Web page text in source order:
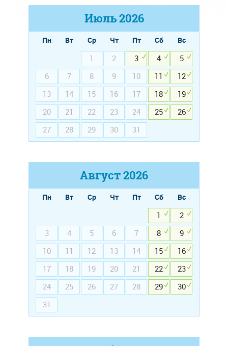
Июль2026
Пн Вт Ср Чт Пт Сб
Вс
1
2 3 4
5
6
7 8 9 10 11
12
13
14 15 16 17 18
19
20
21 22 23 24 25
26
27
28 29 30 31
Август2026
Пн Вт Ср Чт Пт Сб
Вс
1
2
3
4 5 6 7 8
9
10
11 12 13 14 15
16
17
18 19 20 21 22
23
24
25 26 27 28 29
30
31